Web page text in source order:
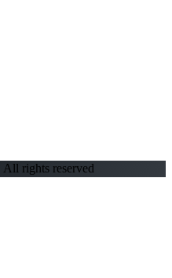
rights reserved